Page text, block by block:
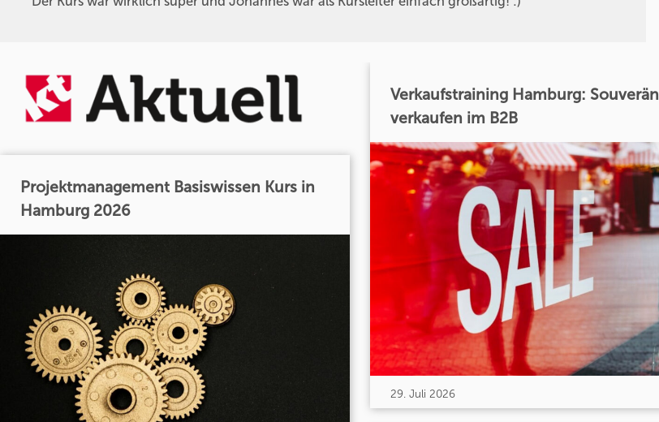
Projektmanagement Basiswissen Kurs in
Hamburg 2026
Verkaufstraining Hamburg: Souverän
verkaufen im B2B
29. Juli 2026